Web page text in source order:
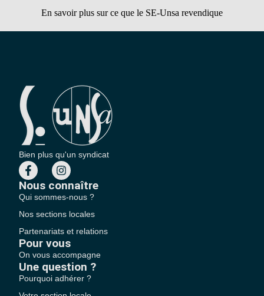
En savoir plus sur ce que le SE-Unsa revendique
Bien plus qu'un syndicat
Nous connaître
Qui sommes-nous ?
Nos sections locales
Partenariats et relations
Pour vous
On vous accompagne
Une question ?
Pourquoi adhérer ?